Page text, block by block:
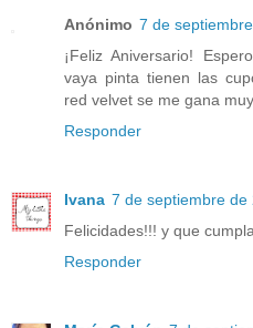
Anónimo 7 de
¡Feliz Aniversario!
vaya pinta tienen las
red velvet se me gana
Responder
Ivana 7 de septiembre de
Felicidades!!! y que
Responder